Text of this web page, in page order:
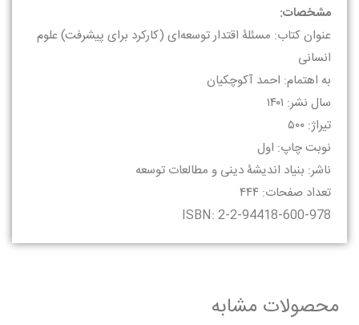
مشخصات:
عنوان کتاب: مسئلۀ اقتدار توسعه‌ای (کارکرد برای پیشرفت) علوم
انسانی
به اهتمام: احمد آکوچکیان
سال نشر: ۱۴۰۱
تیراژ: ۵۰۰
نوبت چاپ: اول
ناشر: بنیاد اندیشۀ دینی و مطالعات توسعه
تعداد صفحات: ۴۴۴
ISBN: 2-2-94418-600-978
محصولات مشابه